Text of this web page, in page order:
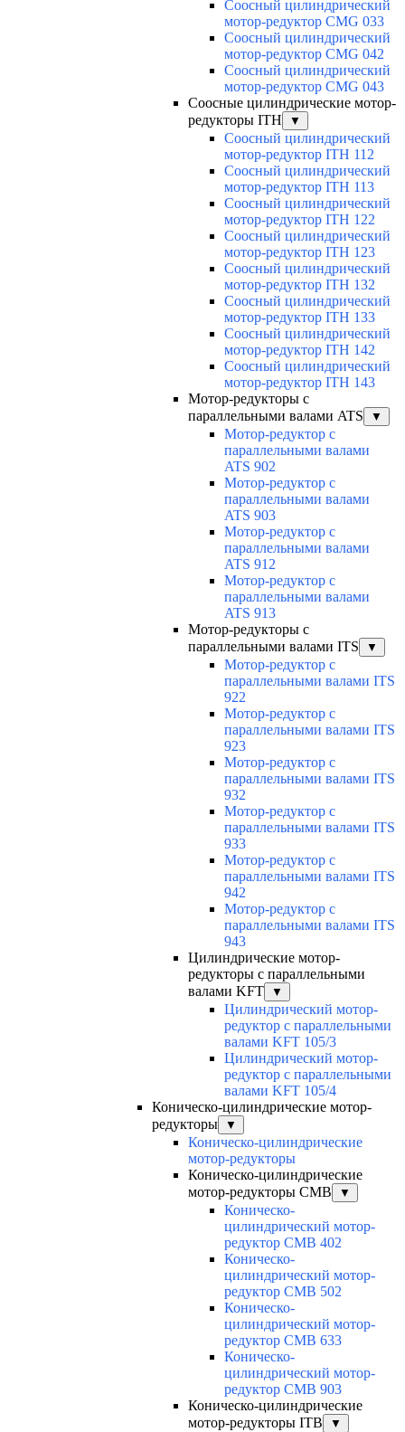
Соосный цилиндрический
мотор-редуктор CMG 033
Соосный цилиндрический
мотор-редуктор CMG 042
Соосный цилиндрический
мотор-редуктор CMG 043
Соосные цилиндрические мотор-
редукторы ITH
▼
Соосный цилиндрический
мотор-редуктор ITH 112
Соосный цилиндрический
мотор-редуктор ITH 113
Соосный цилиндрический
мотор-редуктор ITH 122
Соосный цилиндрический
мотор-редуктор ITH 123
Соосный цилиндрический
мотор-редуктор ITH 132
Соосный цилиндрический
мотор-редуктор ITH 133
Соосный цилиндрический
мотор-редуктор ITH 142
Соосный цилиндрический
мотор-редуктор ITH 143
Мотор-редукторы с
параллельными валами ATS
▼
Мотор-редуктор с
параллельными валами
ATS 902
Мотор-редуктор с
параллельными валами
ATS 903
Мотор-редуктор с
параллельными валами
ATS 912
Мотор-редуктор с
параллельными валами
ATS 913
Мотор-редукторы с
параллельными валами ITS
▼
Мотор-редуктор с
параллельными валами ITS
922
Мотор-редуктор с
параллельными валами ITS
923
Мотор-редуктор с
параллельными валами ITS
932
Мотор-редуктор с
параллельными валами ITS
933
Мотор-редуктор с
параллельными валами ITS
942
Мотор-редуктор с
параллельными валами ITS
943
Цилиндрические мотор-
редукторы с параллельными
валами KFT
▼
Цилиндрический мотор-
редуктор с параллельными
валами KFT 105/3
Цилиндрический мотор-
редуктор с параллельными
валами KFT 105/4
Коническо-цилиндрические мотор-
редукторы
▼
Коническо-цилиндрические
мотор-редукторы
Коническо-цилиндрические
мотор-редукторы CMB
▼
Коническо-
цилиндрический мотор-
редуктор CMB 402
Коническо-
цилиндрический мотор-
редуктор CMB 502
Коническо-
цилиндрический мотор-
редуктор CMB 633
Коническо-
цилиндрический мотор-
редуктор CMB 903
Коническо-цилиндрические
мотор-редукторы ITB
▼